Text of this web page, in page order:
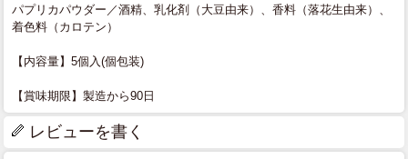
パプリカパウダー／酒精、乳化剤（大豆由来）、香料（落花生由来）、
着色料（カロテン）
【内容量】5個入(個包装)
【賞味期限】製造から90日
レビューを書く